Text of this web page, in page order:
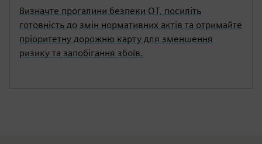
Визначте прогалини безпеки OT, посиліть
готовність до змін нормативних актів та отримайте
пріоритетну дорожню карту для зменшення
ризику та запобігання збоїв.